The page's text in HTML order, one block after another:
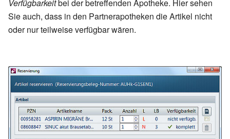
Verfügbarkeitbei der betreffenden Apotheke. Hier sehen
Sie auch, dass in den Partnerapotheken die Artikel nicht
oder nur teilweise verfügbar wären.